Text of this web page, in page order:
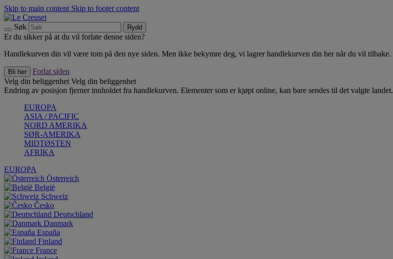
Skip to main content Skip to footer content
Søk Rydd
Er du sikker på at du vil forlate denne siden?
Handlekurven din vil være tom på den nye siden. Men ikke bekymre deg, vi lagrer handlekurven din her når du vil tilbake.
Bli her
Forlat siden
Velg din beliggenhet Velg din beliggenhet
Endring av posisjon fjerner innholdet fra handlekurven. Elementer som er kjøpt online, kan bare sendes til det valgte landet.
EUROPA
ASIA / PACIFIC
NORD AMERIKA
SØR-AMERIKA
MIDTØSTEN
AFRIKA
EUROPA
Österreich
België
Schweiz
Česko
Deutschland
Danmark
España
Finland
France